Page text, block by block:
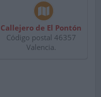
Callejero de El Pontón
Código postal 46357
Valencia.